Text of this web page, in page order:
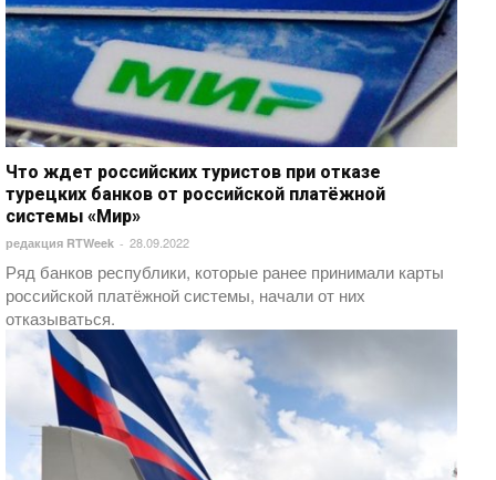
Что ждет российских туристов при отказе
турецких банков от российской платёжной
системы «Мир»
редакция RTWeek - 28.09.2022
Ряд банков республики, которые ранее принимали карты
российской платёжной системы, начали от них
отказываться.